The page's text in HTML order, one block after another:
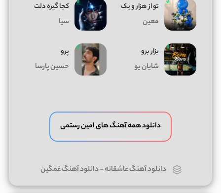
تو از هزار و یک
معین
کجا گیره دلت
سیا
بزار برو
شایان یو
پرو
حسین پارسا
دانلود همه آهنگ های امین رستمی
دانلود آهنگ عاشقانه-دانلود آهنگ غمگین